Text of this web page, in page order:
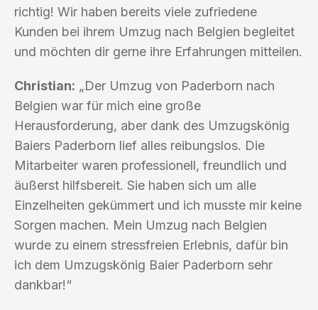
richtig! Wir haben bereits viele zufriedene
Kunden bei ihrem Umzug nach Belgien begleitet
und möchten dir gerne ihre Erfahrungen mitteilen.
Christian: „Der Umzug von Paderborn nach
Belgien war für mich eine große
Herausforderung, aber dank des Umzugskönig
Baiers Paderborn lief alles reibungslos. Die
Mitarbeiter waren professionell, freundlich und
äußerst hilfsbereit. Sie haben sich um alle
Einzelheiten gekümmert und ich musste mir keine
Sorgen machen. Mein Umzug nach Belgien
wurde zu einem stressfreien Erlebnis, dafür bin
ich dem Umzugskönig Baier Paderborn sehr
dankbar!“